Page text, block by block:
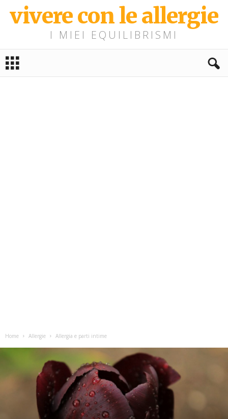
vivere con le allergie
I MIEI EQUILIBRISMI
Home Allergie Allergia e parti intime